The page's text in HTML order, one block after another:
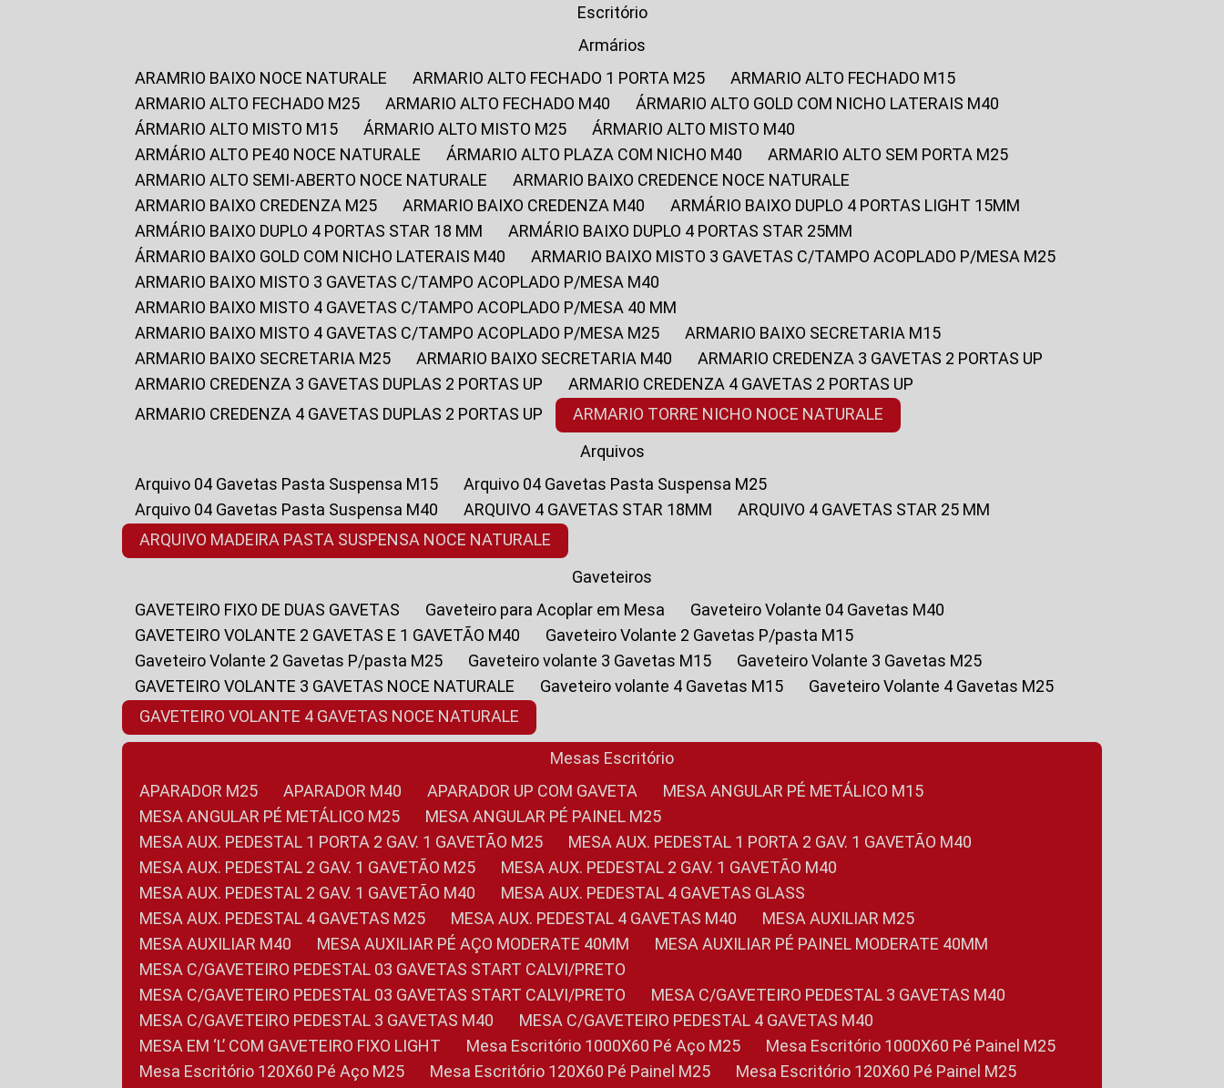
Escritório
Armários
ARAMRIO BAIXO NOCE NATURALE
ARMARIO ALTO FECHADO 1 PORTA M25
ARMARIO ALTO FECHADO M15
ARMARIO ALTO FECHADO M25
ARMARIO ALTO FECHADO M40
ÁRMARIO ALTO GOLD COM NICHO LATERAIS M40
ÁRMARIO ALTO MISTO M15
ÁRMARIO ALTO MISTO M25
ÁRMARIO ALTO MISTO M40
ARMÁRIO ALTO PE40 NOCE NATURALE
ÁRMARIO ALTO PLAZA COM NICHO M40
ARMARIO ALTO SEM PORTA M25
ARMARIO ALTO SEMI-ABERTO NOCE NATURALE
ARMARIO BAIXO CREDENCE NOCE NATURALE
ARMARIO BAIXO CREDENZA M25
ARMARIO BAIXO CREDENZA M40
ARMÁRIO BAIXO DUPLO 4 PORTAS LIGHT 15MM
ARMÁRIO BAIXO DUPLO 4 PORTAS STAR 18 MM
ARMÁRIO BAIXO DUPLO 4 PORTAS STAR 25MM
ÁRMARIO BAIXO GOLD COM NICHO LATERAIS M40
ARMARIO BAIXO MISTO 3 GAVETAS C/TAMPO ACOPLADO P/MESA M25
ARMARIO BAIXO MISTO 3 GAVETAS C/TAMPO ACOPLADO P/MESA M40
ARMARIO BAIXO MISTO 4 GAVETAS C/TAMPO ACOPLADO P/MESA 40 MM
ARMARIO BAIXO MISTO 4 GAVETAS C/TAMPO ACOPLADO P/MESA M25
ARMARIO BAIXO SECRETARIA M15
ARMARIO BAIXO SECRETARIA M25
ARMARIO BAIXO SECRETARIA M40
ARMARIO CREDENZA 3 GAVETAS 2 PORTAS UP
ARMARIO CREDENZA 3 GAVETAS DUPLAS 2 PORTAS UP
ARMARIO CREDENZA 4 GAVETAS 2 PORTAS UP
ARMARIO CREDENZA 4 GAVETAS DUPLAS 2 PORTAS UP
ARMARIO TORRE NICHO NOCE NATURALE
Arquivos
Arquivo 04 Gavetas Pasta Suspensa M15
Arquivo 04 Gavetas Pasta Suspensa M25
Arquivo 04 Gavetas Pasta Suspensa M40
ARQUIVO 4 GAVETAS STAR 18MM
ARQUIVO 4 GAVETAS STAR 25 MM
ARQUIVO MADEIRA PASTA SUSPENSA NOCE NATURALE
Gaveteiros
GAVETEIRO FIXO DE DUAS GAVETAS
Gaveteiro para Acoplar em Mesa
Gaveteiro Volante 04 Gavetas M40
GAVETEIRO VOLANTE 2 GAVETAS E 1 GAVETÃO M40
Gaveteiro Volante 2 Gavetas P/pasta M15
Gaveteiro Volante 2 Gavetas P/pasta M25
Gaveteiro volante 3 Gavetas M15
Gaveteiro Volante 3 Gavetas M25
GAVETEIRO VOLANTE 3 GAVETAS NOCE NATURALE
Gaveteiro volante 4 Gavetas M15
Gaveteiro Volante 4 Gavetas M25
GAVETEIRO VOLANTE 4 GAVETAS NOCE NATURALE
Mesas Escritório
APARADOR M25
APARADOR M40 APARADOR UP COM GAVETA
MESA ANGULAR PÉ METÁLICO M15
MESA ANGULAR PÉ METÁLICO M25
MESA ANGULAR PÉ PAINEL M25
MESA AUX. PEDESTAL 1 PORTA 2 GAV. 1 GAVETÃO M25
MESA AUX. PEDESTAL 1 PORTA 2 GAV. 1 GAVETÃO M40
MESA AUX. PEDESTAL 2 GAV. 1 GAVETÃO M25
MESA AUX. PEDESTAL 2 GAV. 1 GAVETÃO M40
MESA AUX. PEDESTAL 2 GAV. 1 GAVETÃO M40
MESA AUX. PEDESTAL 4 GAVETAS GLASS
MESA AUX. PEDESTAL 4 GAVETAS M25
MESA AUX. PEDESTAL 4 GAVETAS M40
MESA AUXILIAR M25
MESA AUXILIAR M40
MESA AUXILIAR PÉ AÇO MODERATE 40MM
MESA AUXILIAR PÉ PAINEL MODERATE 40MM
MESA C/GAVETEIRO PEDESTAL 03 GAVETAS START CALVI/PRETO
MESA C/GAVETEIRO PEDESTAL 03 GAVETAS START CALVI/PRETO
MESA C/GAVETEIRO PEDESTAL 3 GAVETAS M40
MESA C/GAVETEIRO PEDESTAL 3 GAVETAS M40
MESA C/GAVETEIRO PEDESTAL 4 GAVETAS M40
MESA EM ‘L’ COM GAVETEIRO FIXO LIGHT
Mesa Escritório 1000X60 Pé Aço M25
Mesa Escritório 1000X60 Pé Painel M25
Mesa Escritório 120X60 Pé Aço M25
Mesa Escritório 120X60 Pé Painel M25
Mesa Escritório 120X60 Pé Painel M25